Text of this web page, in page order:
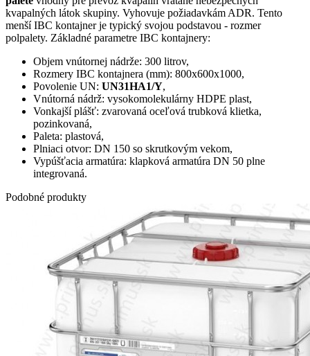
kvapalných látok skupiny. Vyhovuje požiadavkám ADR. Tento
menší IBC kontajner je typický svojou podstavou - rozmer
polpalety. Základné parametre IBC kontajnery:
Objem vnútornej nádrže: 300 litrov,
Rozmery IBC kontajnera (mm): 800x600x1000,
Povolenie UN: UN31HA1/Y,
Vnútorná nádrž: vysokomolekulárny HDPE plast,
Vonkajší plášť: zvarovaná oceľová trubková klietka,
pozinkovaná,
Paleta: plastová,
Plniaci otvor: DN 150 so skrutkovým vekom,
Vypúšťacia armatúra: klapková armatúra DN 50 plne
integrovaná.
Podobné produkty